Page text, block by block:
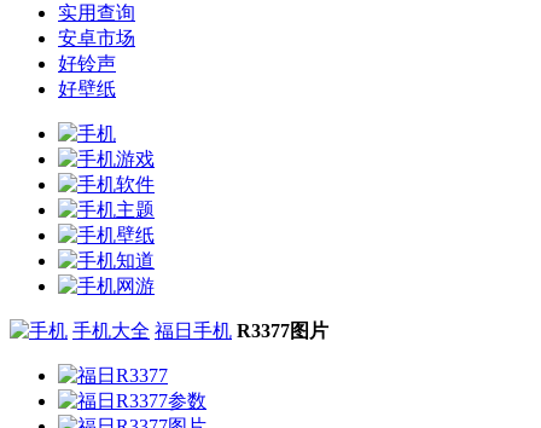
实用查询
安卓市场
好铃声
好壁纸
手机大全 福日手机 R3377图片